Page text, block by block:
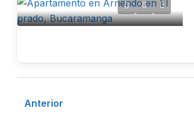
Anterior